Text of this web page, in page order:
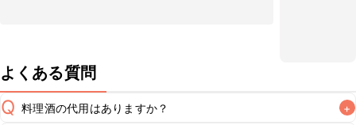
よくある質問
Q 料理酒の代用はありますか？ +